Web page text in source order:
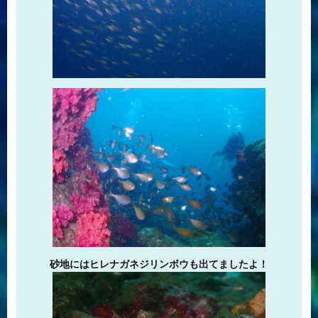
砂地にはヒレナガネジリンボウも出てましたよ！